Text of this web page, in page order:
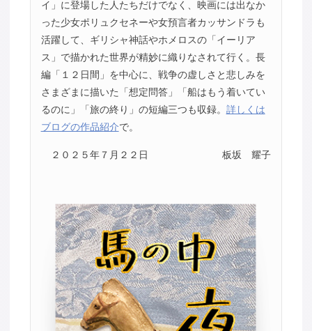
イ」に登場した人たちだけでなく、映画には出なか
った少女ポリュクセネーや女預言者カッサンドラも
活躍して、ギリシャ神話やホメロスの「イーリア
ス」で描かれた世界が精妙に織りなされて行く。長
編「１２日間」を中心に、戦争の虚しさと悲しみを
さまざまに描いた「想定問答」「船はもう着いてい
るのに」「旅の終り」の短編三つも収録。 詳しくは
ブログの作品紹介で。
２０２５年７月２２日 板坂 耀子